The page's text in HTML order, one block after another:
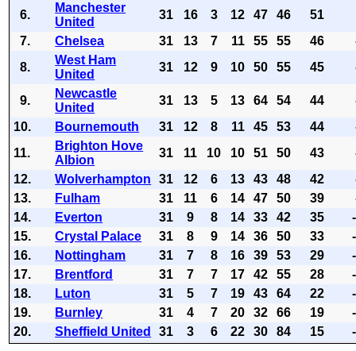
6.
Manchester
United
31 16 3 12 47 46
51
7.
Chelsea 31 13 7 11 55 55 46
8.
West Ham
United
31 12 9 10 50 55 45
9.
Newcastle
United
31 13 5 13 64 54 44
10.
Bournemouth 31 12 8 11 45 53 44
11.
Brighton Hove
Albion
31 11 10 10 51 50 43
12.
Wolverhampton 31 12 6 13 43 48 42
13.
Fulham 31 11 6 14 47 50 39
14.
Everton 31 9 8 14 33 42 35
15.
Crystal Palace 31 8 9 14 36 50 33
16.
Nottingham 31 7 8 16 39 53 29
17.
Brentford 31 7 7 17 42 55 28
18.
Luton 31 5 7 19 43 64 22
19.
Burnley 31 4 7 20 32 66 19
20.
Sheffield United 31 3 6 22 30 84 15